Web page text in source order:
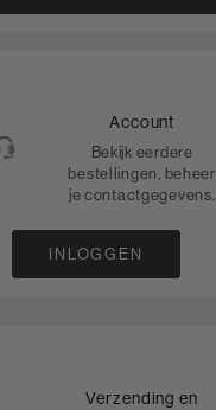
Account
Bekijk eerdere
bestellingen, beheer
je contactgegevens.
INLOGGEN
Verzending en